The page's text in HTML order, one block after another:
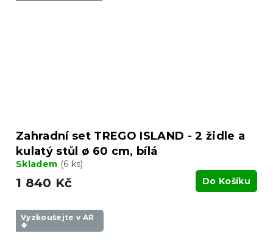
Zahradní set TREGO ISLAND - 2 židle a
kulatý stůl ø 60 cm, bílá
Skladem (6 ks)
1 840 Kč Do Košíku
Vyzkoušejte v AR
❖